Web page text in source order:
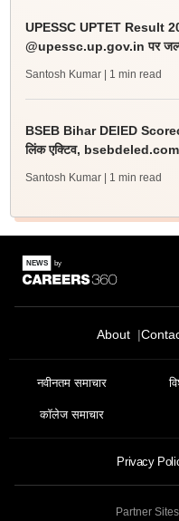
UPESSC UPTET Result
@upessc.up.gov.in पर
Santosh Kumar | 1 min read
BSEB Bihar DElED
लिंक एक्टिव,
Santosh Kumar | 1 min read
About
नवीनतम समाचार
कॉलेज समाचार
Privacy
Partner